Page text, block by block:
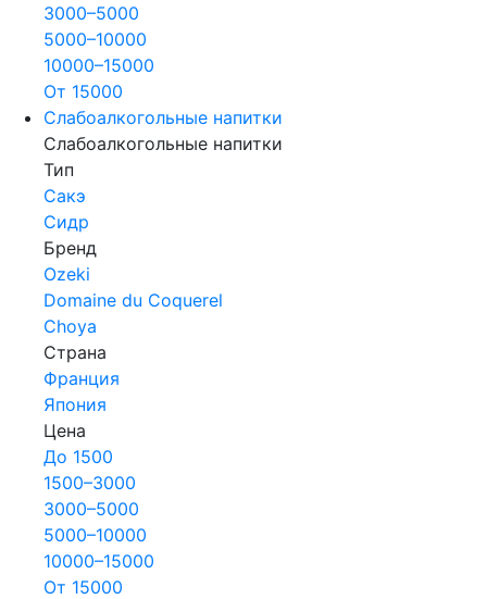
3000–5000
5000–10000
10000–15000
От 15000
Слабоалкогольные напитки
Слабоалкогольные напитки
Тип
Сакэ
Сидр
Бренд
Ozeki
Domaine du Coquerel
Choya
Страна
Франция
Япония
Цена
До 1500
1500–3000
3000–5000
5000–10000
10000–15000
От 15000